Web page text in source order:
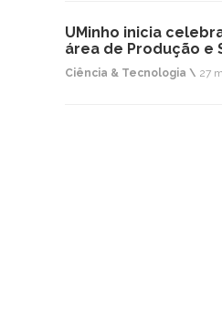
UMinho inicia
área de Produção e
Ciência & Tecnologia \ 27